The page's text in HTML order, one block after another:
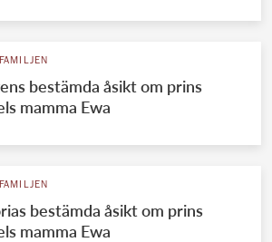
bestämda åsikt om prins
mamma Ewa
bestämda åsikt om prins
mamma Ewa